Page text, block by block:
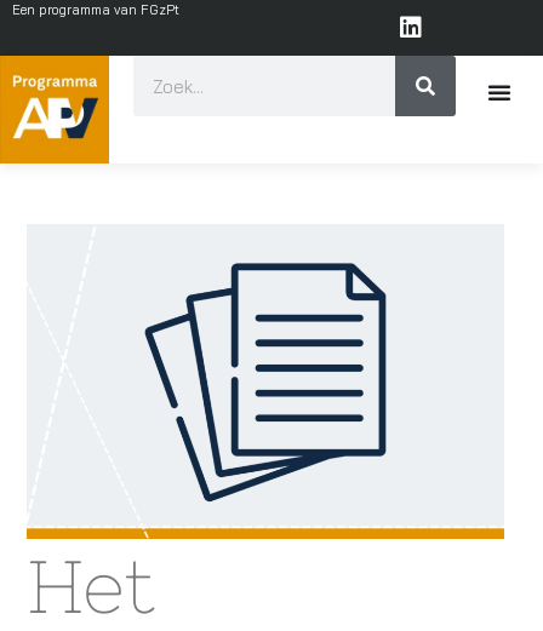
Een programma van FGzPt
Het